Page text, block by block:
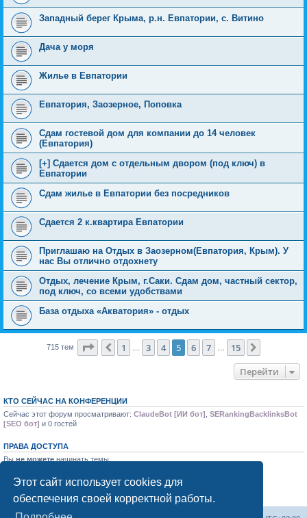
Этот сайт использует cookies для
обеспечения своей корректной работы.
Западный берег Крыма, р.н. Евпатории, с. Витино
Дача у моря
Жилье в Евпатории
Евпатория, Заозерное, Поповка
Сдам гостевой дом для компании до 14 человек
(Евпатория)
[+] Сдается дом с отдельным двором (под ключ) в
Евпатории
Сдам жилье в Евпатории без посредников
Сдается 2 к.квартира Евпатории
Приглашаю на Отдых в Заозерном(Евпатория, Крым). У
нас Вы отлично отдохнету
Отдых, лечение Крым, г.Саки. Сдам дом, частный сектор,
под ключ, со всеми удобствами
База отдыха «Акватория» - отдых
715 тем Страница из 15
Пред.
1 3 4 5 6 7 15
Перейти
КТО СЕЙЧАС НА КОНФЕРЕНЦИИ
Сейчас этот форум просматривают: ClaudeBot [ИИ бот] SERankingBacklinksBot
[SEO бот] и 0 гостей
ПРАВА ДОСТУПА
Вы не можете начинать темы
Выне можетередактировать свои сообщения
Выне можетеудалять свои сообщения
Выне можетедобавлять вложения